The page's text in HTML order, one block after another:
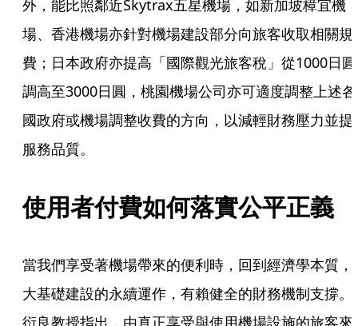
外，能比照鄰近Skytrax五星機場，如新加坡樟宜機
場、香港機場亦針對機場建設部分向旅客收取相關規
費；日本政府亦提高「國際觀光旅客稅」從1000日圓
調高至3000日圓，桃園機場公司亦可適度調整上述各
國政府或機場調整收費的方向，以減輕財務壓力並提
服務品質。
使用者付費如何落實公平正義
當我們享受著機場帶來的便利時，回到經濟學本質，
大基礎建設的永續運作，有賴健全的財務機制支撐。
衍良教授指出，由真正享受與使用機場設施的旅客來